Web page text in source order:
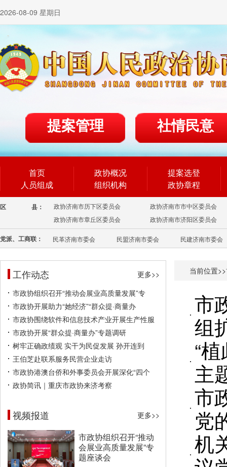
2026-08-09 星期日
提案管理 社情民意
首页
人员组成
政协概况
组织机构
提案选登
政协章程
区 县： 政协济南市历下区委员会
政协济南市市中区委员会
政协济南市章丘区委员会
政协济南市济阳区委员会
党派、工商联： 民革济南市委会 民盟济南市委会 民建济南市委会
工作动态
更多>>
市政协组织召开“推动会展业高质量发展”专
市政协开展助力“她经济”“群众提·商量办
市政协围绕软件和信息技术产业开展生产性服
市政协开展“群众提·商量办”专题调研
树牢正确政绩观 实干为民促发展 孙开连到
王伯芝赴联系服务民营企业走访
市政协港澳台侨和外事委员会开展深化“四个
政协简讯｜重庆市政协来济考察
视频报道 更多>>
市政协组织召开“推动
会展业高质量发展”专
题座谈会
当前位置>>
市
组
“
主
市
党
机